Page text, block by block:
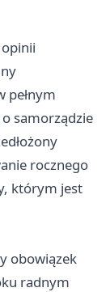
pełnym
samorządzie
rocznego
którym jest
obowiązek
radnym